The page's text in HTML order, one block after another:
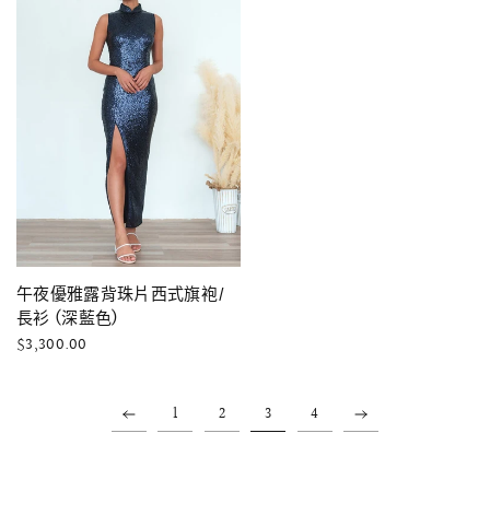
快速瀏覽
午夜優雅露背珠片西式旗袍/
長衫 (深藍色)
$3,300.00
1 2 3 4